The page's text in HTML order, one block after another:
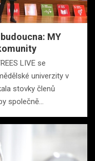
MY
LIVE se
univerzity v
stovky členů
společně…